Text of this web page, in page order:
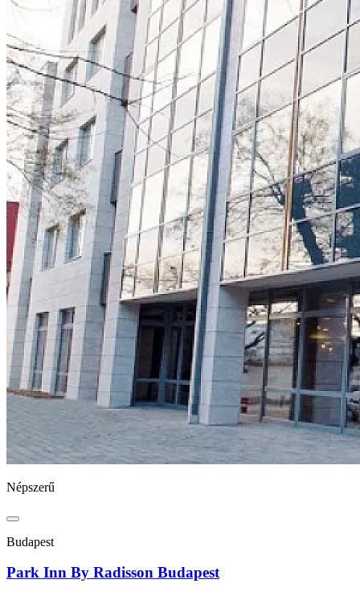
Népszerű
Budapest
Park Inn By Radisson Budapest